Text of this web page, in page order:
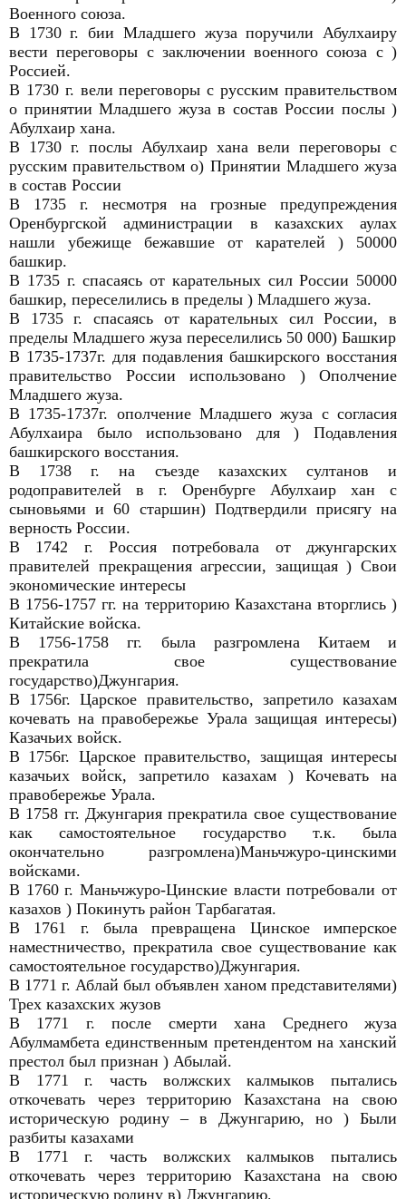
Военного союза.
В 1730 г. бии Младшего жуза поручили Абулхаиру
вести переговоры с заключении военного союза с )
Россией.
В 1730 г. вели переговоры с русским правительством
о принятии Младшего жуза в состав России послы )
Абулхаир хана.
В 1730 г. послы Абулхаир хана вели переговоры с
русским правительством о) Принятии Младшего жуза
в состав России
В 1735 г. несмотря на грозные предупреждения
Оренбургской администрации в казахских аулах
нашли убежище бежавшие от карателей ) 50000
башкир.
В 1735 г. спасаясь от карательных сил России 50000
башкир, переселились в пределы ) Младшего жуза.
В 1735 г. спасаясь от карательных сил России, в
пределы Младшего жуза переселились 50 000) Башкир
В 1735-1737г. для подавления башкирского восстания
правительство России использовано ) Ополчение
Младшего жуза.
В 1735-1737г. ополчение Младшего жуза с согласия
Абулхаира было использовано для ) Подавления
башкирского восстания.
В 1738 г. на съезде казахских султанов и
родоправителей в г. Оренбурге Абулхаир хан с
сыновьями и 60 старшин) Подтвердили присягу на
верность России.
В 1742 г. Россия потребовала от джунгарских
правителей прекращения агрессии, защищая ) Свои
экономические интересы
В 1756-1757 гг. на территорию Казахстана вторглись )
Китайские войска.
В 1756-1758 гг. была разгромлена Китаем и
прекратила свое существование
государство)Джунгария.
В 1756г. Царское правительство, запретило казахам
кочевать на правобережье Урала защищая интересы)
Казачьих войск.
В 1756г. Царское правительство, защищая интересы
казачьих войск, запретило казахам ) Кочевать на
правобережье Урала.
В 1758 гг. Джунгария прекратила свое существование
как самостоятельное государство т.к. была
окончательно разгромлена)Маньчжуро-цинскими
войсками.
В 1760 г. Маньчжуро-Цинские власти потребовали от
казахов ) Покинуть район Тарбагатая.
В 1761 г. была превращена Цинское имперское
наместничество, прекратила свое существование как
самостоятельное государство)Джунгария.
В 1771 г. Аблай был объявлен ханом представителями)
Трех казахских жузов
В 1771 г. после смерти хана Среднего жуза
Абулмамбета единственным претендентом на ханский
престол был признан ) Абылай.
В 1771 г. часть волжских калмыков пытались
откочевать через территорию Казахстана на свою
историческую родину – в Джунгарию, но ) Были
разбиты казахами
В 1771 г. часть волжских калмыков пытались
откочевать через территорию Казахстана на свою
историческую родину в) Джунгарию.